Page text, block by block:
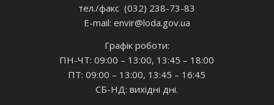
тел./факс (032) 238-73-83
E-mail: envir@loda.gov.ua
Графік роботи:
ПН-ЧТ: 09:00 – 13:00, 13:45 – 18:00
ПТ: 09:00 – 13:00, 13:45 – 16:45
СБ-НД: вихідні дні.